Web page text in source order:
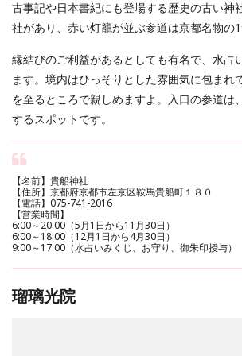
古事記や日本書紀にも登場する歴史の古い神
社があり、赤い灯籠が並ぶ参道は京都名物の1
縁結びのご利益があるとしても有名で、水占
ます。境内はひっそりとした雰囲気に包まれ
を至るところで親しめますよ。入口の参道は
するスポットです。
【名前】貴船神社
【住所】京都府京都市左京区鞍馬貴船町１８０
【電話】075-741-2016
【営業時間】
6:00～20:00（5月1日から11月30日）
6:00～18:00（12月1日から4月30日）
9:00～17:00（水占いみくじ、お守り、御朱印授与）
瑠璃光院